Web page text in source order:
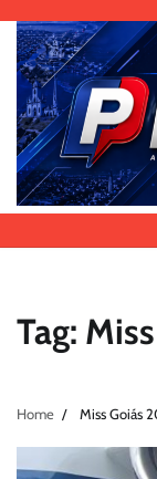
content
Tag:
Home Miss Goiás